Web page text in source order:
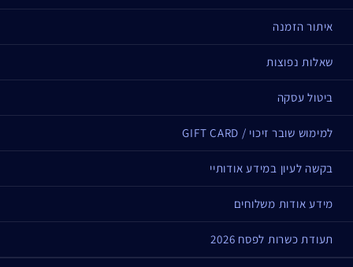
איתור הזמנה
שאלות נפוצות
ביטול עסקה
למימוש שובר זיכוי / GIFT CARD
בקשה לעיון במידע אודותיי
מידע אודות משלוחים
תעודת כשרות לפסח 2026